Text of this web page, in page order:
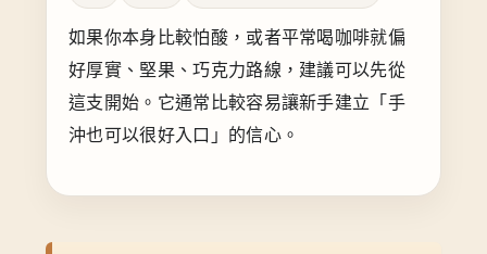
如果你本身比較怕酸，或者平常喝咖啡就偏
好厚實、堅果、巧克力路線，建議可以先從
這支開始。它通常比較容易讓新手建立「手
沖也可以很好入口」的信心。